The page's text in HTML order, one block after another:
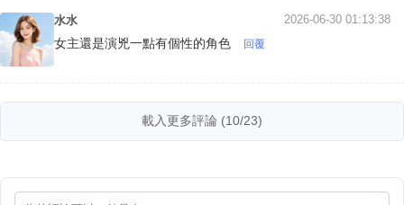
水水 2026-06-30 01:13:38
女主還是演兇一點有個性的角色 回覆
載入更多評論 (10/23)